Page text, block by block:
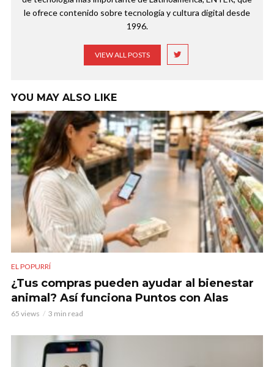
le ofrece contenido sobre tecnología y cultura digital desde
1996.
VIEW ALL POSTS
YOU MAY ALSO LIKE
EL POPURRÍ
¿Tus compras pueden ayudar al bienestar
animal? Así funciona Puntos con Alas
65 views 3 min read